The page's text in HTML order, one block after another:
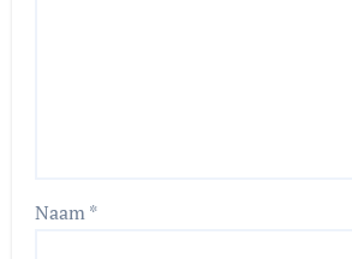
Naam*